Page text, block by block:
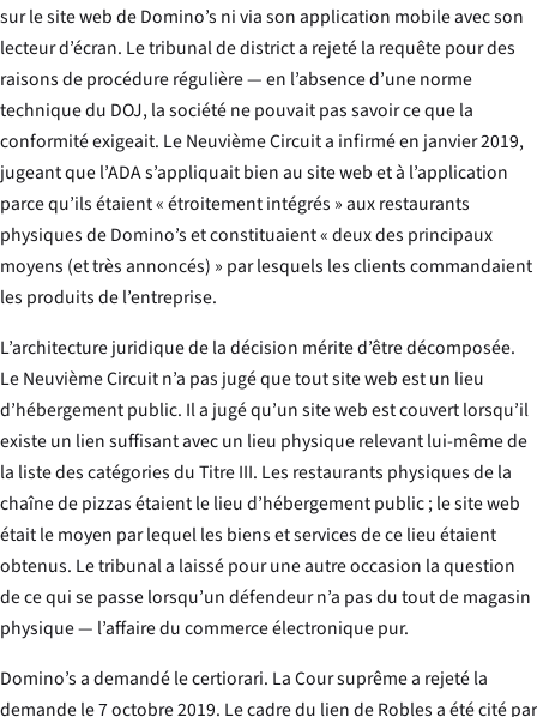
sur le site web de Domino’s ni via son application mobile avec son
lecteur d’écran. Le tribunal de district a rejeté la requête pour des
raisons de procédure régulière — en l’absence d’une norme
technique du DOJ, la société ne pouvait pas savoir ce que la
conformité exigeait. Le Neuvième Circuit a infirmé en janvier 2019,
jugeant que l’ADA s’appliquait bien au site web et à l’application
parce qu’ils étaient « étroitement intégrés » aux restaurants
physiques de Domino’s et constituaient « deux des principaux
moyens (et très annoncés) » par lesquels les clients commandaient
les produits de l’entreprise.
L’architecture juridique de la décision mérite d’être décomposée.
Le Neuvième Circuit n’a pas jugé que tout site web est un lieu
d’hébergement public. Il a jugé qu’un site web est couvert lorsqu’il
existe un liensuffisant avec un lieu physique relevant lui-même de
la liste des catégories du Titre III. Les restaurants physiques de la
chaîne de pizzas étaient le lieu d’hébergement public ; le site web
était le moyen par lequel les biens et services de ce lieu étaient
obtenus. Le tribunal a laissé pour une autre occasion la question
de ce qui se passe lorsqu’un défendeur n’a pas du tout de magasin
physique — l’affaire du commerce électronique pur.
Domino’s a demandé le certiorari. La Cour suprême a rejeté la
demande le 7 octobre 2019. Le cadre du lien deRoblesa été cité par